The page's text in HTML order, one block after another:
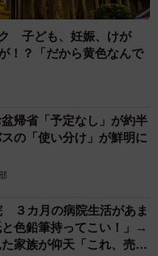
子ども、妊娠、けが
？「だから黄色なんで
盆帰省「予定なし」が約半
の「使い分け」が鮮明に
３カ月の病院生活があま
色鉛筆持ってこい！」→
家族が仰天「これ、売れ